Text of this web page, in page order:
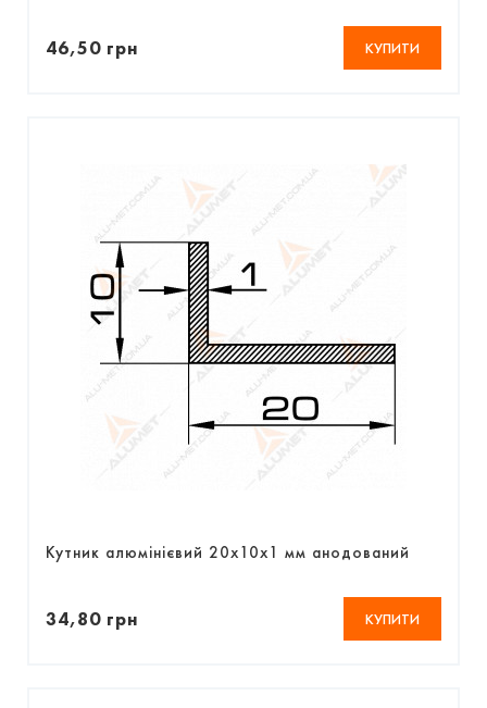
46,50 грн КУПИТИ
Кутник алюмінієвий 20х10х1 мм анодований
34,80 грн КУПИТИ